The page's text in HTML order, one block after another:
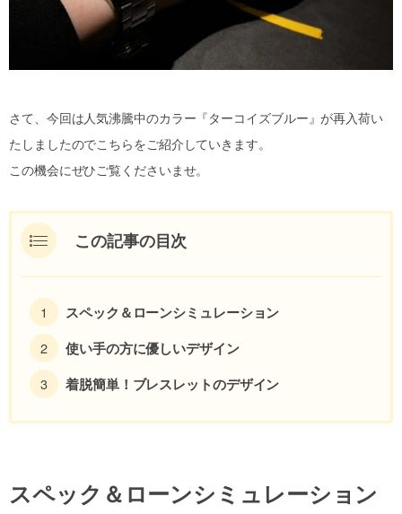
さて、今回は人気沸騰中のカラー『ターコイズブルー』が再入荷い
たしましたのでこちらをご紹介していきます。
この機会にぜひご覧くださいませ。
この記事の目次
スペック＆ローンシミュレーション
使い手の方に優しいデザイン
着脱簡単！ブレスレットのデザイン
スペック＆ローンシミュレーション